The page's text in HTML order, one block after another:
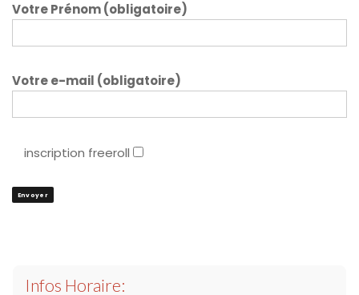
Votre Prénom (obligatoire)
Votre e-mail (obligatoire)
inscription freeroll
Infos Horaire: